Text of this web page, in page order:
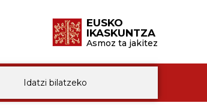
EUSKO
IKASKUNTZA
Asmoz ta jakitez